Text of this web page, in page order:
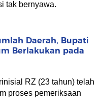
tak bernyawa.
Daerah, Bupati
Berlakukan pada
RZ (23 tahun) telah
proses pemeriksaan